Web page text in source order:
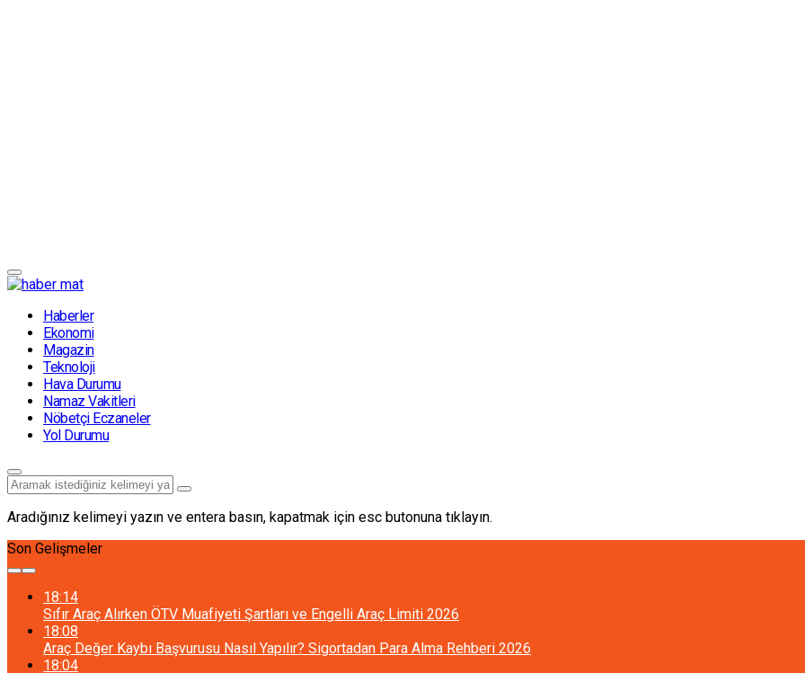
Haberler
Ekonomi
Magazin
Teknoloji
Hava Durumu
Namaz Vakitleri
Nöbetçi Eczaneler
Yol Durumu
Aradığınız kelimeyi yazın ve entera basın, kapatmak için esc butonuna tıklayın.
Son Gelişmeler
18:14
Sıfır Araç Alırken ÖTV Muafiyeti Şartları ve Engelli Araç Limiti 2026
18:08
Araç Değer Kaybı Başvurusu Nasıl Yapılır? Sigortadan Para Alma Rehberi 2026
18:04